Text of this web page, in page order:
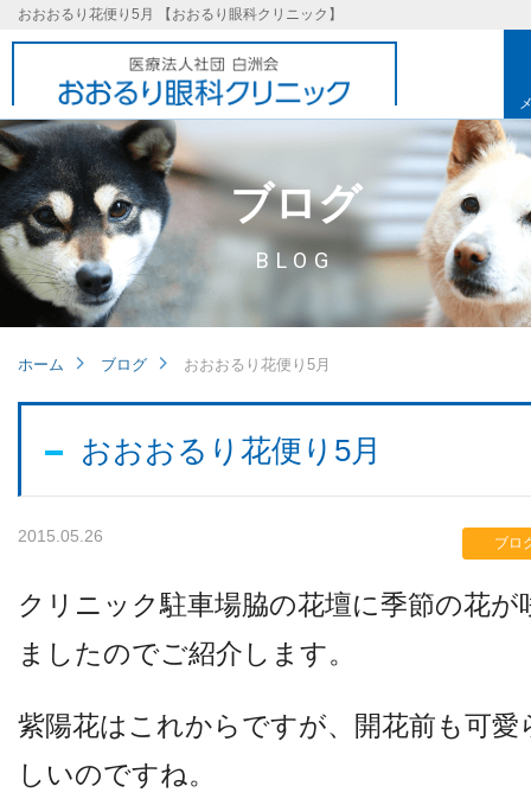
おおおるり花便り5月 【おおるり眼科クリニック】
基本理念
取り組み
検査機器のご紹介
ブログ
BLOG
ホーム ブログ おおおるり花便り5月
おおおるり花便り5月
2015.05.26 ブロ
クリニック駐車場脇の花壇に季節の花が
ましたのでご紹介します。
紫陽花はこれからですが、開花前も可愛
しいのですね。